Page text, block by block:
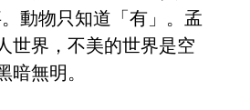
動物只知道「有」。孟
世界，不美的世界是空
無明。